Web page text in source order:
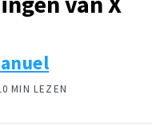
MIN LEZEN